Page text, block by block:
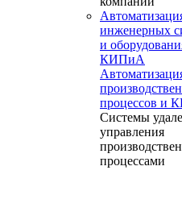
инженерных
и
КИПиА
процессов и
Системы
управления
процессами